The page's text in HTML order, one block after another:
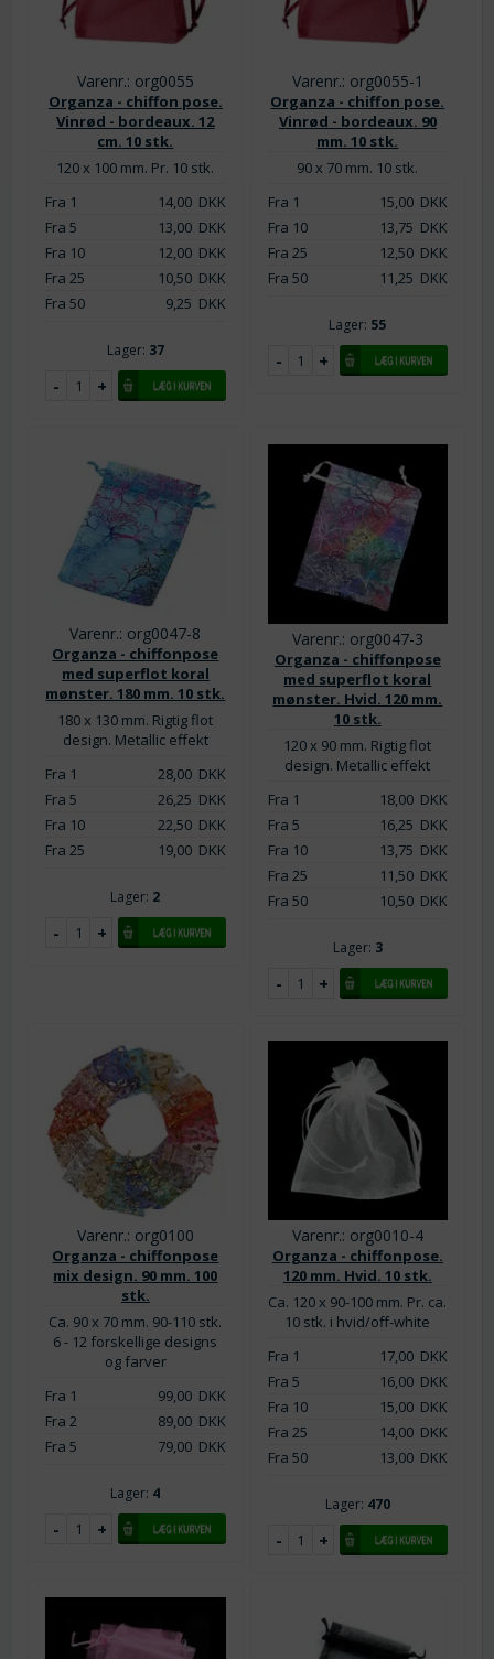
Varenr.: org0055
Organza - chiffon pose.
Vinrød - bordeaux. 12
cm. 10 stk.
120 x 100 mm. Pr. 10 stk.
Fra 1
14,00DKK
Fra 5
13,00DKK
Fra 10
12,00DKK
Fra 25
10,50DKK
Fra 50
9,25 DKK
Lager: 37
Varenr.: org0055-1
Organza - chiffon pose.
Vinrød - bordeaux. 90
mm. 10 stk.
90 x 70 mm. 10 stk.
Fra 1
15,00 DKK
Fra 10
13,75 DKK
Fra 25
12,50 DKK
Fra 50
11,25 DKK
Lager: 55
Varenr.: org0047-8
Organza - chiffonpose
med superflot koral
mønster. 180 mm. 10 stk.
180 x 130 mm. Rigtig flot
design. Metallic effekt
Fra 1
28,00DKK
Fra 5
26,25 DKK
Fra 10
22,50DKK
Fra 25
19,00DKK
Lager: 2
Varenr.: org0047-3
Organza - chiffonpose
med superflot koral
mønster. Hvid. 120 mm.
10 stk.
120 x 90 mm. Rigtig flot
design. Metallic effekt
Fra 1
18,00 DKK
Fra 5
16,25 DKK
Fra 10
13,75 DKK
Fra 25
11,50 DKK
Fra 50
10,50 DKK
Lager: 3
Varenr.: org0100
Organza - chiffonpose
mix design. 90 mm. 100
stk.
Ca. 90 x 70 mm. 90-110 stk.
6 - 12 forskellige designs
og farver
Fra 1
99,00DKK
Fra 2
89,00DKK
Fra 5
79,00DKK
Lager: 4
Varenr.: org0010-4
Organza - chiffonpose.
120 mm. Hvid. 10 stk.
Ca. 120 x 90-100 mm. Pr. ca.
10 stk. i hvid/off-white
Fra 1
17,00 DKK
Fra 5
16,00 DKK
Fra 10
15,00 DKK
Fra 25
14,00 DKK
Fra 50
13,00 DKK
Lager: 470